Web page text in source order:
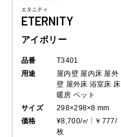
エタニティ
ETERNITY
アイボリー
品番
T3401
用途
屋内壁 屋内床 屋外
壁 屋外床 浴室床 床
暖房 ペット
サイズ
298×298×8 mm
価格
¥8,700/㎡
￥777/
枚